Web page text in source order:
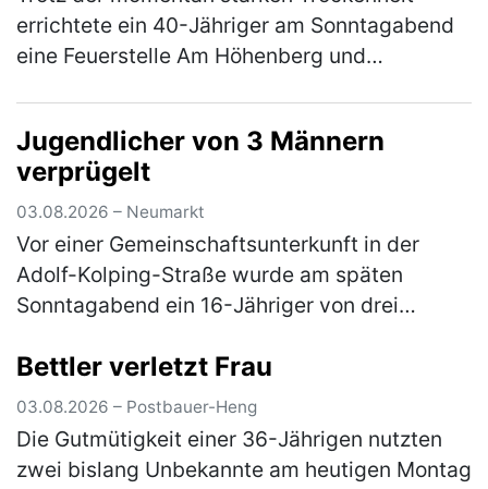
errichtete ein 40-Jähriger am Sonntagabend
eine Feuerstelle Am Höhenberg und
(mehr)
Jugendlicher von 3 Männern
verprügelt
03.08.2026 – Neumarkt
Vor einer Gemeinschaftsunterkunft in der
Adolf-Kolping-Straße wurde am späten
Sonntagabend ein 16-Jähriger von drei
vorangegangenem Streit prügelten die
Männ…(mehr)
Bettler verletzt Frau
03.08.2026 – Postbauer-Heng
Die Gutmütigkeit einer 36-Jährigen nutzten
zwei bislang Unbekannte am heutigen Montag